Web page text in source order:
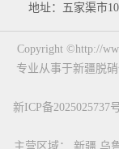
地址：五家渠市
Copyright ©http://
专业从事于新疆脱硝
新ICP备2025025737
主营区域： 新疆 乌